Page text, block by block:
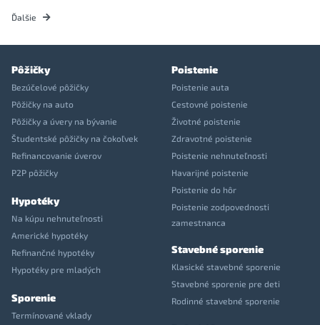
Ďalšie
Pôžičky
Bezúčelové pôžičky
Pôžičky na auto
Pôžičky a úvery na bývanie
Študentské pôžičky na čokoľvek
Refinancovanie úverov
P2P pôžičky
Hypotéky
Na kúpu nehnuteľnosti
Americké hypotéky
Refinančné hypotéky
Hypotéky pre mladých
Sporenie
Termínované vklady
Poistenie
Poistenie auta
Cestovné poistenie
Životné poistenie
Zdravotné poistenie
Poistenie nehnuteľnosti
Havarijné poistenie
Poistenie do hôr
Poistenie zodpovednosti
zamestnanca
Stavebné sporenie
Klasické stavebné sporenie
Stavebné sporenie pre deti
Rodinné stavebné sporenie